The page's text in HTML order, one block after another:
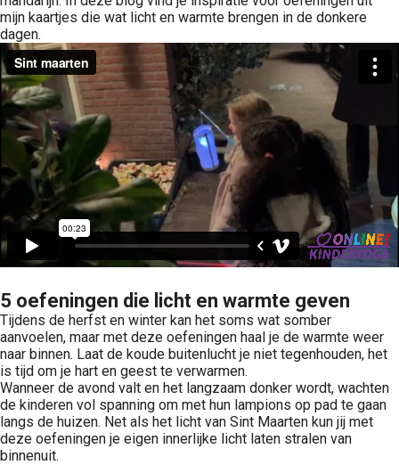
mijn kaartjes die wat licht en warmte brengen in de donkere
dagen.
5 oefeningen die licht en warmte geven
Tijdens de herfst en winter kan het soms wat somber
aanvoelen, maar met deze oefeningen haal je de warmte weer
naar binnen. Laat de koude buitenlucht je niet tegenhouden, het
is tijd om je hart en geest te verwarmen.
Wanneer de avond valt en het langzaam donker wordt, wachten
de kinderen vol spanning om met hun lampions op pad te gaan
langs de huizen. Net als het licht van Sint Maarten kun jij met
deze oefeningen je eigen innerlijke licht laten stralen van
binnenuit.